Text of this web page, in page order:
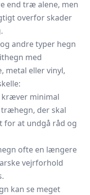
end træ alene, men
overfor skader
andre typer hegn
med
metal eller vinyl,
minimal
der skal
for at undgå råd og
ofte en længere
vejrforhold
kan se meget